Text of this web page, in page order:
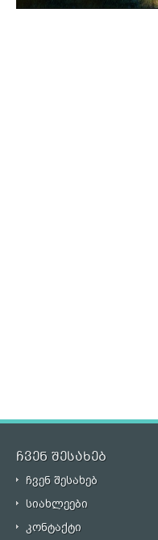
ჩვენ შესახებ
ჩვენ შესახებ
სიახლეები
კონტაქტი